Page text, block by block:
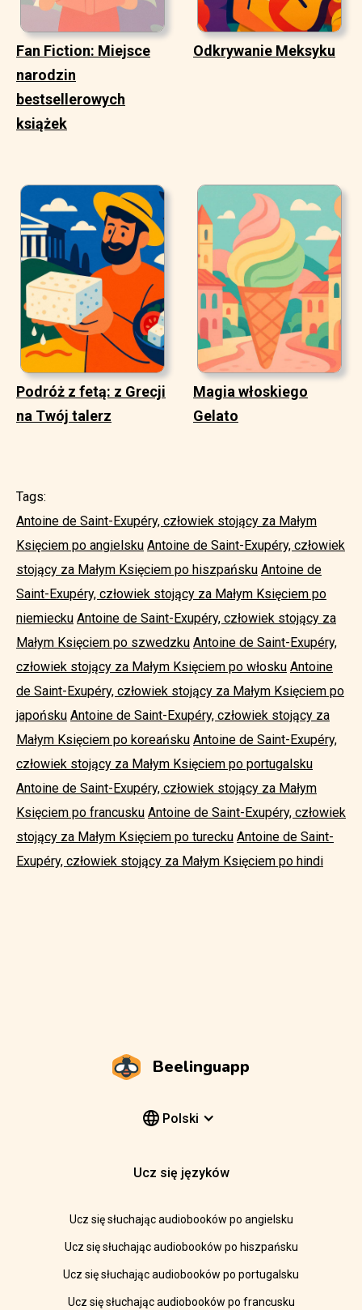
Fan Fiction: Miejsce
narodzin
bestsellerowych
książek
Odkrywanie Meksyku
Podróż z fetą: z Grecji
na Twój talerz
Magia włoskiego
Gelato
Tags:
Antoine de Saint-Exupéry, człowiek stojący za Małym
Księciem po angielsku Antoine de Saint-Exupéry, człowiek
stojący za Małym Księciem po hiszpańsku Antoine de
Saint-Exupéry, człowiek stojący za Małym Księciem po
niemiecku Antoine de Saint-Exupéry, człowiek stojący za
Małym Księciem po szwedzku Antoine de Saint-Exupéry,
człowiek stojący za Małym Księciem po włosku Antoine
de Saint-Exupéry, człowiek stojący za Małym Księciem po
japońsku Antoine de Saint-Exupéry, człowiek stojący za
Małym Księciem po koreańsku Antoine de Saint-Exupéry,
człowiek stojący za Małym Księciem po portugalsku
Antoine de Saint-Exupéry, człowiek stojący za Małym
Księciem po francusku Antoine de Saint-Exupéry, człowiek
stojący za Małym Księciem po turecku Antoine de Saint-
Exupéry, człowiek stojący za Małym Księciem po hindi
Beelinguapp
Polski
Ucz się języków
Ucz się słuchając audiobooków po angielsku
Ucz się słuchając audiobooków po hiszpańsku
Ucz się słuchając audiobooków po portugalsku
Ucz się słuchając audiobooków po francusku